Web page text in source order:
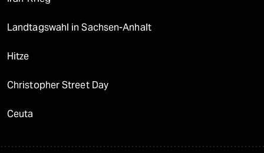
Landtagswahl in Sachsen-Anhalt
Hitze
Christopher Street Day
Ceuta